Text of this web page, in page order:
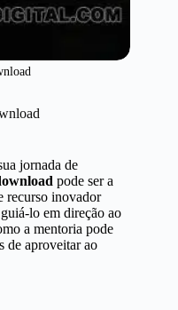
jornada de
pode ser a
recurso inovador
lo em direção ao
a mentoria pode
de aproveitar ao